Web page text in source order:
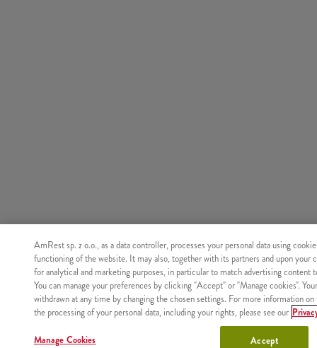
Nie znaleziono produktu o podanym identyfikatorze.
AmRest sp. z o.o., as a data controller, processes your personal data using
functioning of the website. It may also, together with its partners and upon your
for analytical and marketing purposes, in particular to match advertising content
You can manage your preferences by clicking "Accept" or "Manage cookies".
withdrawn at any time by changing the chosen settings. For more information
the processing of your personal data, including your rights, please see our
Manage Cookies Accept